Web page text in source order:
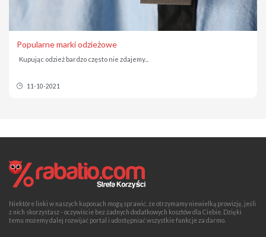
Popularne marki odzieżowe
Kupując odzież bardzo często nie zdajemy...
11-10-2021
Niektóre linki w naszych kuponach mogą sprawić, że otrzymamy niewielką prowizję, jeśli
z nich skorzystasz - oczywiście bez żadnych dodatkowych kosztów dla Ciebie. Dzięki
temu możemy dalej rozwijać portal i udostępniać wszystkie funkcje za darmo.